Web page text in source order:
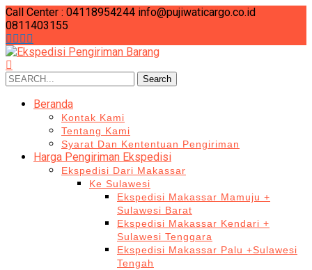
Call Center : 04118954244 info@pujiwaticargo.co.id
0811403155
Search
for:
Search
Beranda
Kontak Kami
Tentang Kami
Syarat Dan Kententuan Pengiriman
Harga Pengiriman Ekspedisi
Ekspedisi Dari Makassar
Ke Sulawesi
Ekspedisi Makassar Mamuju +
Sulawesi Barat
Ekspedisi Makassar Kendari +
Sulawesi Tenggara
Ekspedisi Makassar Palu +Sulawesi
Tengah